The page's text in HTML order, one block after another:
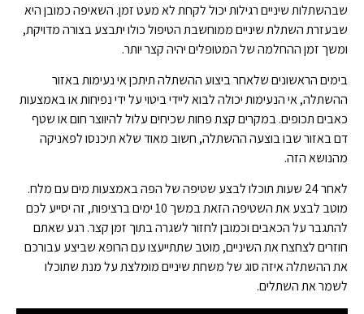
שבהשתלות שיניים רגילות יכול לקחת לא מעט זמן. השאיפה כמובן היא
שבעזרת השתלת שיניים ממוחשבת הטיפול כולו יתבצע בצורה מדויקת,
ומשך זמן ההחלמה של המטופלים יהיה קצר יותר.
בימים הראשונים שלאחר ביצוע ההשתלה תיתכן אי נעימות באזור
ההשתלה, אי הנעימות יכולה לבוא ליידי ביטוי על ידי נפיחות או באמצעות
כאבים תכופים. במקרים קצת פחות שכיחים עלול להיווצר חום או שטף
דם באזור שבו בוצעה ההשתלה, חשוב מאוד שלא תיכנסו לפאניקה
מהנושא הזה.
לאחר 24 שעות תוכלו לבצע שטיפה של הפה באמצעות מים עם מלח.
מוטב לבצע את השטיפה הזאת במשך 10 ימים ברציפות, זה יסייע לכם
להתגבר על הכאבים וכמובן לחזור לשגרה בתוך זמן קצר. רגע שאתם
חוזרים לצחצח את השיניים, מוטב שתתייעצו עם הרופא שביצע עבורכם
את ההשתלה איזה סוג של משחת שיניים מומלצת על מנת שתוכלו
לשמר את השתלים.